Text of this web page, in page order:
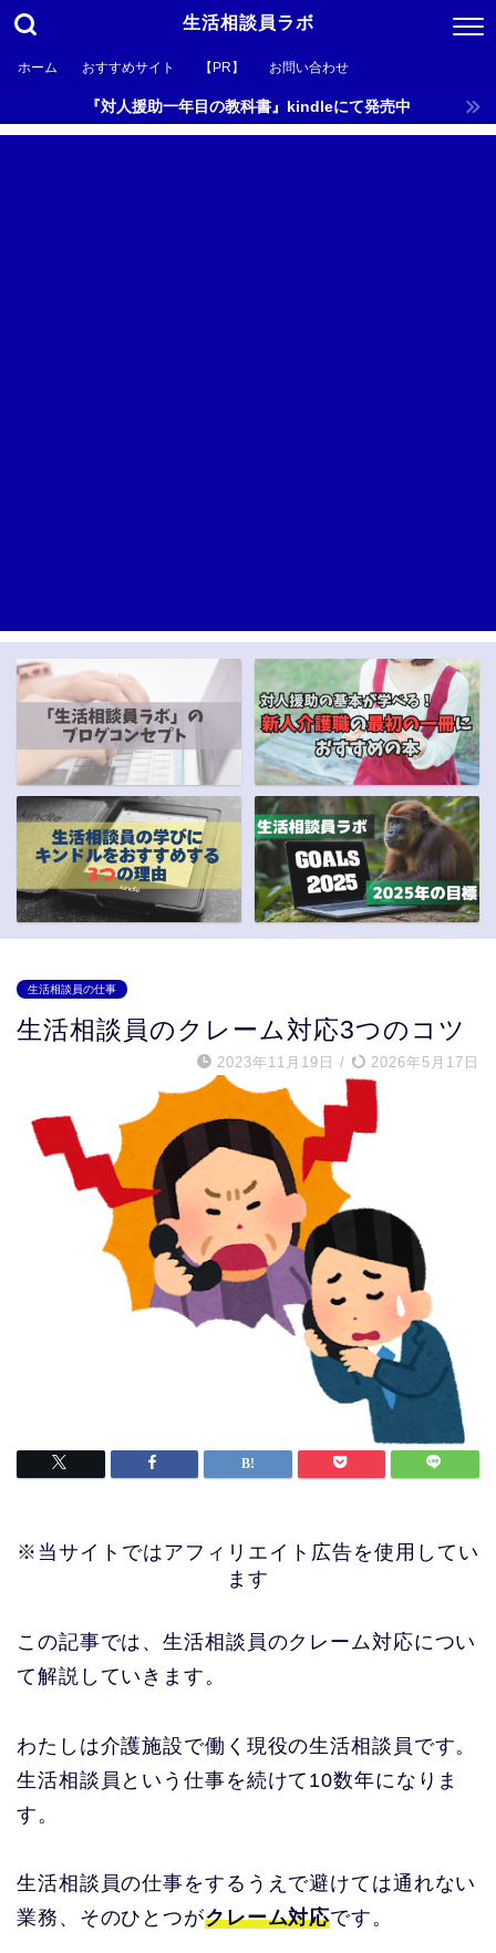
生活相談員ラボ
ホーム おすすめサイト 【PR】 お問い合わせ
『対人援助一年目の教科書』kindleにて発売中
生活相談員の仕事
生活相談員のクレーム対応3つのコツ
2023年11月19日 / 2026年5月17日
※当サイトではアフィリエイト広告を使用してい
ます
この記事では、生活相談員のクレーム対応につい
て解説していきます。
わたしは介護施設で働く現役の生活相談員です。
生活相談員という仕事を続けて10数年になりま
す。
生活相談員の仕事をするうえで避けては通れない
業務、そのひとつがクレーム対応です。